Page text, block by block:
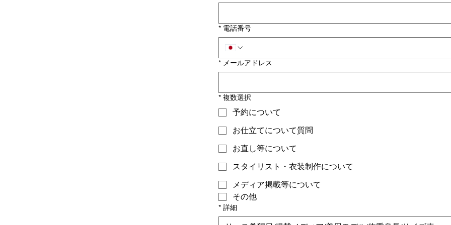
* 電話番号
* メールアドレス
* 複数選択
予約について
お仕立てについて質問
お直し等について
スタイリスト・衣装制作について
メディア掲載等について
その他
* 詳細